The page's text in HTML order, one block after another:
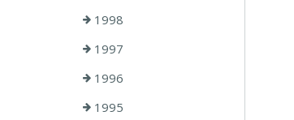
1998
1997
1996
1995